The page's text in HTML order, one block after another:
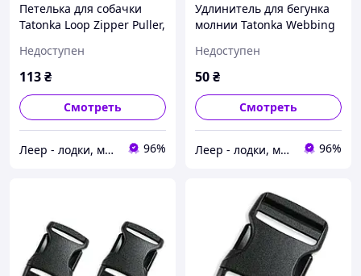
Петелька для собачки
Tatonka Loop Zipper Puller,
Петелька для собачки
Tatonka Loop
Недоступен
113₴
Смотреть
Леер - лодки, моторы, всё для отдыха 96%
Удлинитель для бегунка
молнии Tatonka Webbing
3394.040), Удлинитель для
бегунка молнии
Недоступен
50₴
Смотреть
Леер - лодки, моторы, всё для отдыха 96%